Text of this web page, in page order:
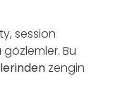
session
gözlemler. Bu
zengin